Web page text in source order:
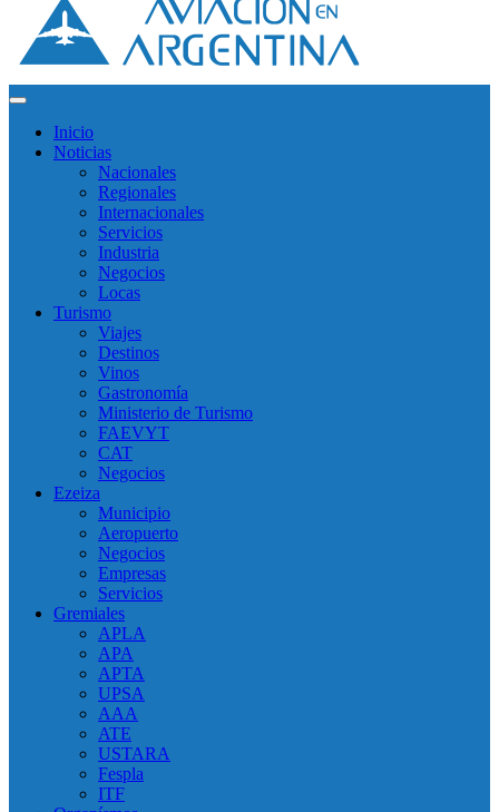
Inicio
Noticias
Nacionales
Regionales
Internacionales
Servicios
Industria
Negocios
Locas
Turismo
Viajes
Destinos
Vinos
Gastronomía
Ministerio de Turismo
FAEVYT
CAT
Negocios
Ezeiza
Municipio
Aeropuerto
Negocios
Empresas
Servicios
Gremiales
APLA
APA
APTA
UPSA
AAA
ATE
USTARA
Fespla
ITF